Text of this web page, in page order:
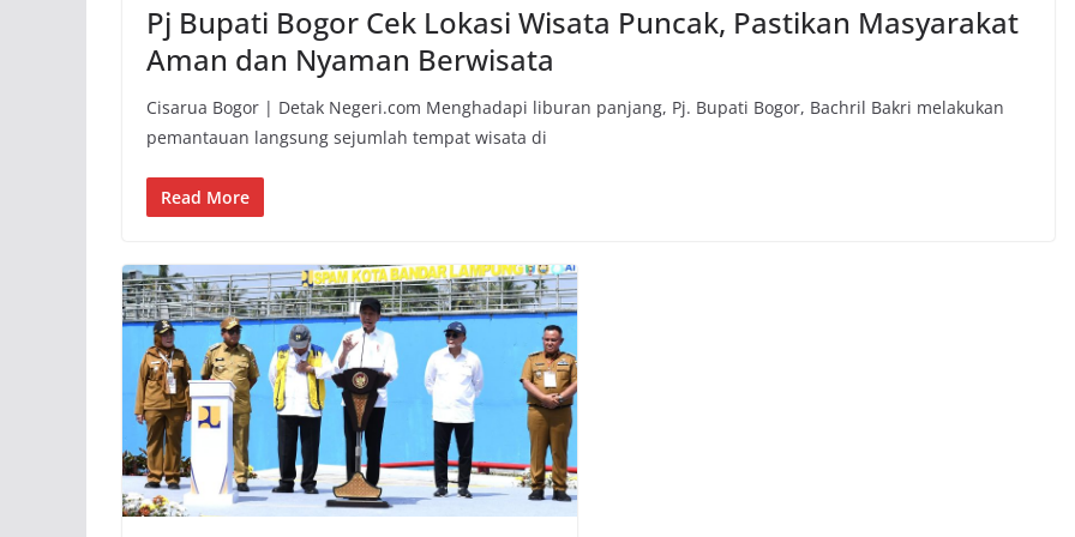
Pj Bupati Bogor Cek Lokasi Wisata Puncak, Pastikan Masyarakat
Aman dan Nyaman Berwisata
Cisarua Bogor | Detak Negeri.com Menghadapi liburan panjang, Pj. Bupati Bogor, Bachril Bakri melakukan
pemantauan langsung sejumlah tempat wisata di
Read More